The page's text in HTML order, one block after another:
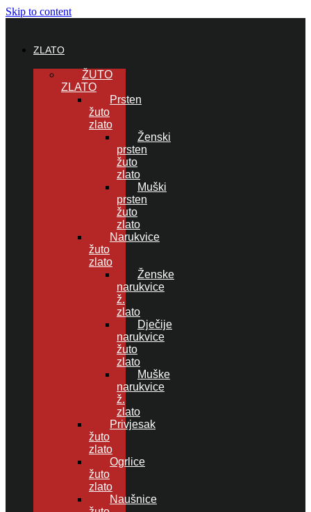
Skip to content
ZLATO
ŽUTO
ZLATO
Prsten
žuto
zlato
Ženski
prsten
žuto
zlato
Muški
prsten
žuto
zlato
Narukvice
žuto
zlato
Ženske
narukvice
ž.
zlato
Dječije
narukvice
žuto
zlato
Muške
narukvice
ž.
zlato
Privjesak
žuto
zlato
Ogrlice
žuto
zlato
Naušnice